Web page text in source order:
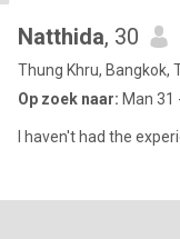
Natthida, 30
Thung Khru, Bangkok,
Op zoek naar: Man 31
I haven't had the